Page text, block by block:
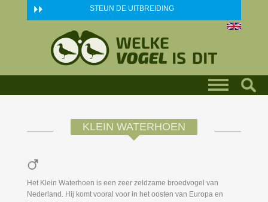
Skip to main content STEUN DE UITBREIDING
KLEIN WATERHOEN
Het Klein Waterhoen is een zeer zeldzame broedvogel van
Nederland. Hij komt vooral voor in het oosten van Europa en